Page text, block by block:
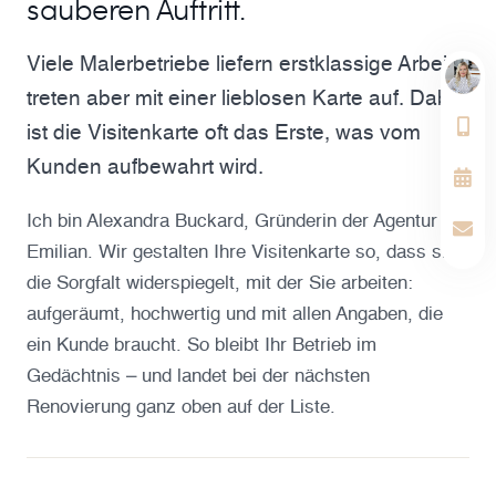
sauberen Auftritt.
Viele Malerbetriebe liefern erstklassige Arbeit,
treten aber mit einer lieblosen Karte auf. Dabei
ist die Visitenkarte oft das Erste, was vom
Kunden aufbewahrt wird.
Ich bin Alexandra Buckard, Gründerin der Agentur
Emilian. Wir gestalten Ihre Visitenkarte so, dass sie
die Sorgfalt widerspiegelt, mit der Sie arbeiten:
aufgeräumt, hochwertig und mit allen Angaben, die
ein Kunde braucht. So bleibt Ihr Betrieb im
Gedächtnis – und landet bei der nächsten
Renovierung ganz oben auf der Liste.